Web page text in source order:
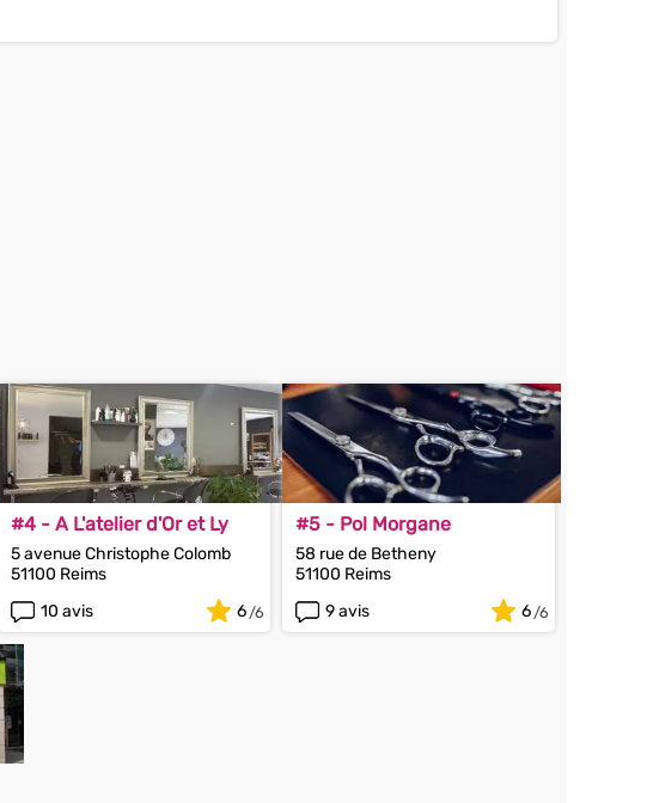
#4 - A L'atelier d'Or et Ly
5 avenue Christophe Colomb
51100 Reims
10 avis
6
#5 - Pol Morgane
58 rue de Betheny
51100 Reims
9 avis
6